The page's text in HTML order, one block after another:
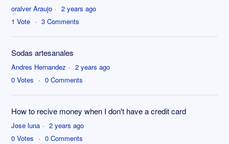
oralver Araujo
2 years ago
1 Vote 3 Comments
Sodas artesanales
Andres Hernandez
2 years ago
0 Votes 0 Comments
How to recive money when I don't have a credit card
Jose luna
2 years ago
0 Votes 0 Comments